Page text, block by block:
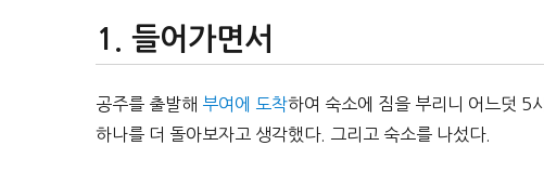
들어가면서
공주를 출발해 부여에 도착하여 숙소에 짐을 부리니 어느덧 5
하나를 더 돌아보자고 생각했다. 그리고 숙소를 나섰다.